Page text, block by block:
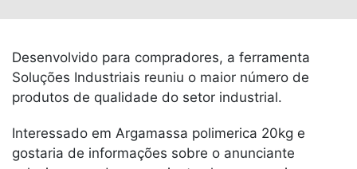
Desenvolvido para compradores, a ferramenta
Soluções Industriais reuniu o maior número de
produtos de qualidade do setor industrial.
Interessado em Argamassa polimerica 20kg e
gostaria de informações sobre o anunciante